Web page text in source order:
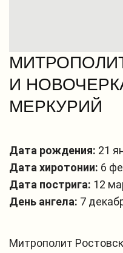
И
МЕРКУРИЙ
Дата рождения: 21
Дата хиротонии: 6
Дата пострига: 12
День ангела: 7
Митрополит